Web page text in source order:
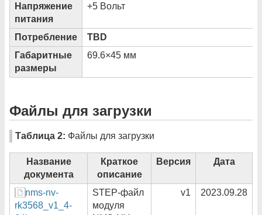
Напряжение
питания
+5 Вольт
Потребление
TBD
Габаритные
размеры
69.6×45 мм
Файлы для загрузки
Таблица 2: Файлы для загрузки
Название
документа
Краткое
описание
Версия Дата
nms-nv-
rk3568_v1_4-
STEP-файл
модуля
v1 2023.09.28